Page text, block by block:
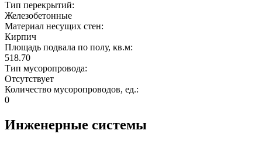
Тип перекрытий:
Железобетонные
Материал несущих стен:
Кирпич
Площадь подвала по полу, кв.м:
518.70
Тип мусоропровода:
Отсутствует
Количество мусоропроводов, ед.:
0
Инженерные системы